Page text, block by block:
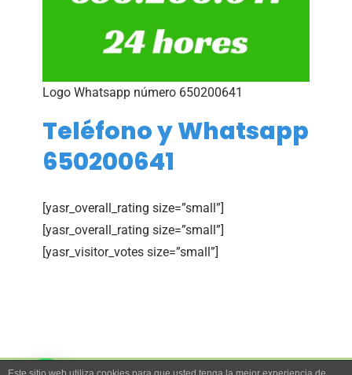
Logo Whatsapp número 650200641
Teléfono y Whatsapp
650200641
[yasr_overall_rating size=”small”]
[yasr_overall_rating size=”small”]
[yasr_visitor_votes size=”small”]